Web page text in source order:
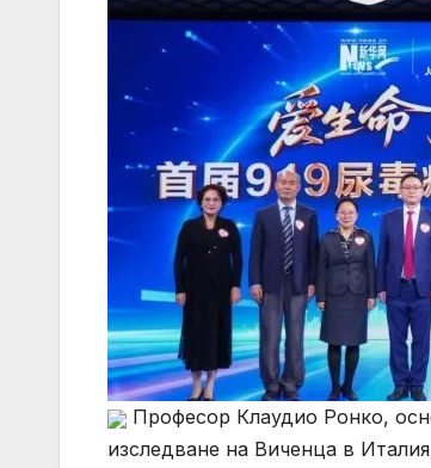
Професор Клаудио Ронко,
изследване на Виченца в